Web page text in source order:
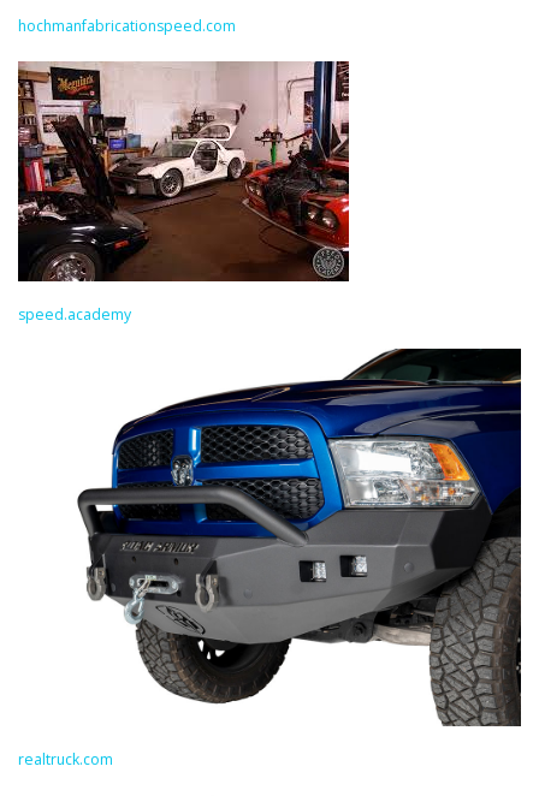
hochmanfabricationspeed.com
speed.academy
realtruck.com